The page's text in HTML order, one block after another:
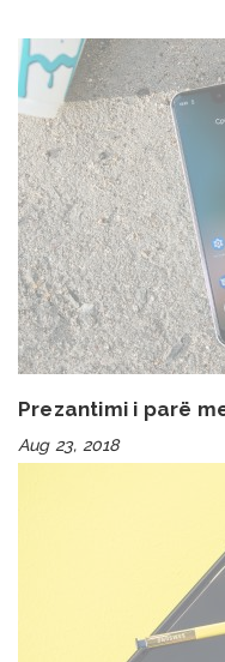
Prezantimi i parë
Aug 23, 2018